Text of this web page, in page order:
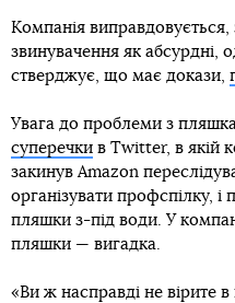
Компанія виправдовується,
звинувачення як абсурдні,
стверджує, що має докази,
Увага до проблеми з
суперечки в Twitter, в якій
закинув Amazon
організувати профспілку,
пляшки з-під води. У
пляшки — вигадка.
«Ви ж насправді не вірите